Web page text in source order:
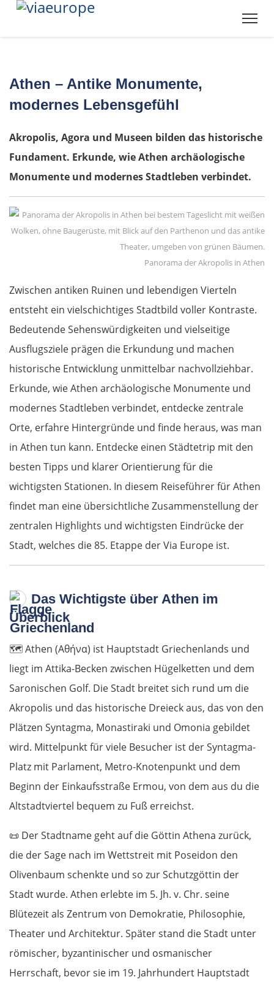
Athen – Antike Monumente,
modernes Lebensgefühl
Akropolis, Agora und Museen bilden das historische
Fundament. Erkunde, wie Athen archäologische
Monumente und modernes Stadtleben verbindet.
Panorama der Akropolis in Athen
Zwischen antiken Ruinen und lebendigen Vierteln
entsteht ein vielschichtiges Stadtbild voller Kontraste.
Bedeutende Sehenswürdigkeiten und vielseitige
Ausflugsziele prägen die Erkundung und machen
historische Entwicklung unmittelbar nachvollziehbar.
Erkunde, wie Athen archäologische Monumente und
modernes Stadtleben verbindet, entdecke zentrale
Orte, erfahre Hintergründe und finde heraus, was man
in Athen tun kann. Entdecke einen Städtetrip mit den
besten Tipps und klarer Orientierung für die
wichtigsten Stationen. In diesem Reiseführer für Athen
findet man eine übersichtliche Zusammenstellung der
zentralen Highlights und wichtigsten Eindrücke der
Stadt, welches die 85. Etappe der Via Europe ist.
Das Wichtigste über Athen im
Überblick
🗺️Athen (Αθήνα) ist Hauptstadt Griechenlands und
liegt im Attika-Becken zwischen Hügelketten und dem
Saronischen Golf. Die Stadt breitet sich rund um die
Akropolis und das historische Dreieck aus, das von den
Plätzen Syntagma, Monastiraki und Omonia gebildet
wird. Mittelpunkt für viele Besucher ist der Syntagma-
Platz mit Parlament, Metro-Knotenpunkt und dem
Beginn der Einkaufsstraße Ermou, von dem aus du die
Altstadtviertel bequem zu Fuß erreichst.
📜 Der Stadtname geht auf die Göttin Athena zurück,
die der Sage nach im Wettstreit mit Poseidon den
Olivenbaum schenkte und so zur Schutzgöttin der
Stadt wurde. Athen erlebte im 5. Jh. v. Chr. seine
Blütezeit als Zentrum von Demokratie, Philosophie,
Theater und Architektur. Später stand die Stadt unter
römischer, byzantinischer und osmanischer
Herrschaft, bevor sie im 19. Jahrhundert Hauptstadt